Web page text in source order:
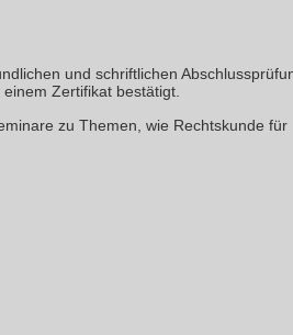
und schriftlichen
Zertifikat bestätigt.
zu Themen, wie Rechtskunde für